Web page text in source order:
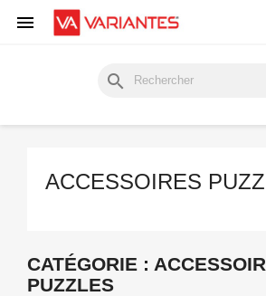

search
ACCESSOIRES
CATÉGORIE :
PUZZLES